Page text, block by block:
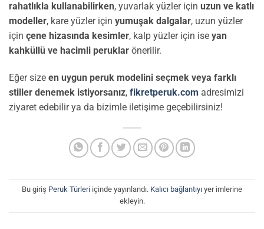
rahatlıkla kullanabilirken, yuvarlak yüzler için uzun ve katlı
modeller, kare yüzler için yumuşak dalgalar, uzun yüzler
için çene hizasında kesimler, kalp yüzler için ise yan
kahküllü ve hacimli peruklar önerilir.
Eğer size en uygun peruk modelini seçmek veya farklı
stiller denemek istiyorsanız, fikretperuk.com adresimizi
ziyaret edebilir ya da bizimle iletişime geçebilirsiniz!
Bu giriş Peruk Türleri içinde yayınlandı. Kalıcı bağlantıyı yer imlerine
ekleyin.